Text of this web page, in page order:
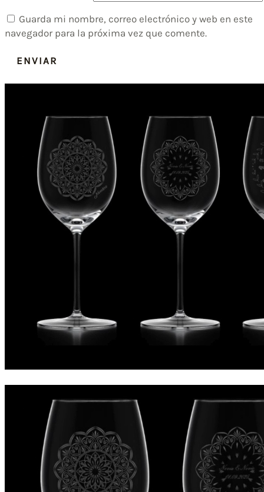
Guarda mi nombre, correo electrónico y web en este
navegador para la próxima vez que comente.